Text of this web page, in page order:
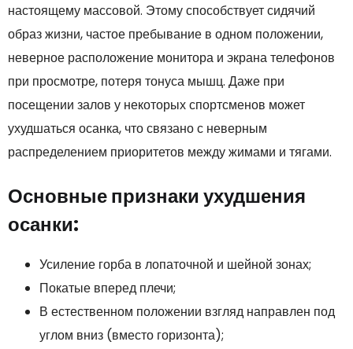
настоящему массовой. Этому способствует сидячий
образ жизни, частое пребывание в одном положении,
неверное расположение монитора и экрана телефонов
при просмотре, потеря тонуса мышц. Даже при
посещении залов у некоторых спортсменов может
ухудшаться осанка, что связано с неверным
распределением приоритетов между жимами и тягами.
Основные признаки ухудшения
осанки:
Усиление горба в лопаточной и шейной зонах;
Покатые вперед плечи;
В естественном положении взгляд направлен под
углом вниз (вместо горизонта);